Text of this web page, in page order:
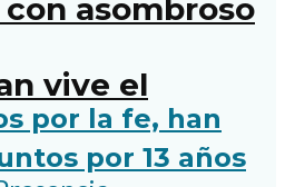
asombroso
vive el